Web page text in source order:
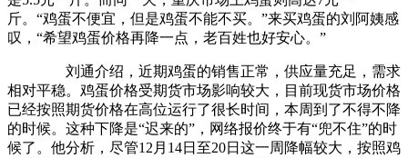
斤。“鸡蛋不便宜，但是鸡蛋不能不买。”来买鸡蛋的刘阿姨感
叹，“希望鸡蛋价格再降一点，老百姓也好安心。”
刘通介绍，近期鸡蛋的销售正常，供应量充足，需求
相对平稳。鸡蛋价格受期货市场影响较大，目前现货市场价格
已经按照期货价格在高位运行了很长时间，本周到了不得不降
的时候。这种下降是“迟来的”，网络报价终于有“兜不住”的时
候了。他分析，尽管12月14日至20日这一周降幅较大，按照鸡